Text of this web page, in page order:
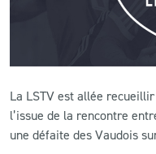
LS E-SHOP
La LSTV est allée
l’issue de la rencontre
une défaite des Vaudois